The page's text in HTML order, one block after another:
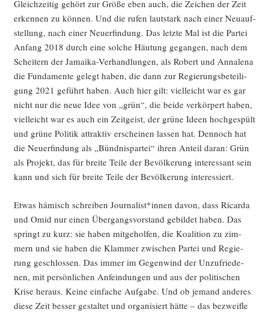
Gleich­zei­tig gehört zur Grö­ße eben auch, die Zei­chen der Zeit
erken­nen zu kön­nen. Und die rufen laut­stark nach einer Neu­auf­
stel­lung, nach einer Neu­erfin­dung. Das letz­te Mal ist die Par­tei
Anfang 2018 durch eine sol­che Häu­tung gegan­gen, nach dem
Schei­tern der Jamai­ka-Ver­hand­lun­gen, als Robert und Anna­le­na
die Fun­da­men­te gelegt haben, die dann zur Regie­rungs­be­tei­li­
gung 2021 geführt haben. Auch hier gilt: viel­leicht war es gar
nicht nur die neue Idee von „grün“, die bei­de ver­kör­pert haben,
viel­leicht war es auch ein Zeit­geist, der grü­ne Ideen hoch­ge­spült
und grü­ne Poli­tik attrak­tiv erschei­nen las­sen hat. Den­noch hat
die Neu­erfin­dung als „Bünd­nis­par­tei“ ihren Anteil dar­an: Grün
als Pro­jekt, das für brei­te Tei­le der Bevöl­ke­rung inter­es­sant sein
kann und sich für brei­te Tei­le der Bevöl­ke­rung interessiert.
Etwas hämisch schrei­ben Journalist*innen davon, dass Ricar­da
und Omid nur einen Über­gangs­vor­stand gebil­det haben. Das
springt zu kurz: sie haben mit­ge­hol­fen, die Koali­ti­on zu zim­
mern und sie haben die Klam­mer zwi­schen Par­tei und Regie­
rung geschlos­sen. Das immer im Gegen­wind der Unzu­frie­de­
nen, mit per­sön­li­chen Anfein­dun­gen und aus der poli­ti­schen
Kri­se her­aus. Kei­ne ein­fa­che Auf­ga­be. Und ob jemand ande­res
die­se Zeit bes­ser gestal­tet und orga­ni­siert hät­te – das bezweif­le